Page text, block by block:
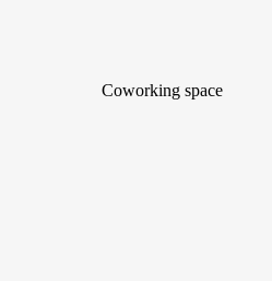
Coworking space